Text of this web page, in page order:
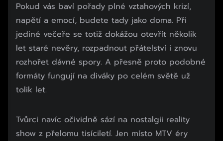
Pokud vás baví pořady plné vztahových krizí,
napětí a emocí, budete tady jako doma. Při
jediné večeře se totiž dokážou otevřít několik
let staré nevěry, rozpadnout přátelství i znovu
rozhořet dávné spory. A přesně proto podobné
formáty fungují na diváky po celém světě už
tolik let.
Tvůrci navíc očividně sází na nostalgii reality
show z přelomu tisíciletí. Jen místo MTV éry